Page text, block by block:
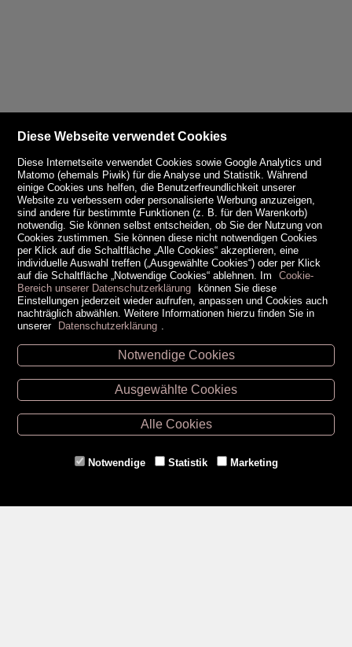
Unsere Öffnungszeiten
Retz -02942/20433
Hollabrunn -02952/30057
Eggenburg -02984/3836
Gmünd -
Diese Webseite verwendet Cookies
Diese Internetseite verwendet Cookies sowie Google Analytics und
Matomo (ehemals Piwik) für die Analyse und Statistik. Während
einige Cookies uns helfen, die Benutzerfreundlichkeit unserer
Website zu verbessern oder personalisierte Werbung anzuzeigen,
sind andere für bestimmte Funktionen (z. B. für den Warenkorb)
notwendig. Sie können selbst entscheiden, ob Sie der Nutzung von
Cookies zustimmen. Sie können diese nicht notwendigen Cookies
per Klick auf die Schaltfläche „Alle Cookies“ akzeptieren, eine
individuelle Auswahl treffen („Ausgewählte Cookies“) oder per Klick
auf die Schaltfläche „Notwendige Cookies“ ablehnen. Im
Cookie-
Bereich unserer Datenschutzerklärung können Sie diese
Einstellungen jederzeit wieder aufrufen, anpassen und Cookies auch
nachträglich abwählen. Weitere Informationen hierzu finden Sie in
unserer Datenschutzerklärung
Notwendige Cookies
Ausgewählte Cookies
Alle Cookies
Notwendige Statistik Marketing